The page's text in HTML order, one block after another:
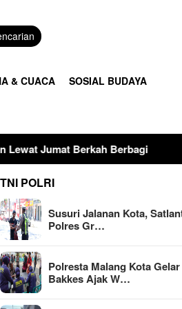
& CUACA SOSIAL BUDAYA
Berbagi Polresta Malang
TNI POLRI
Susuri Jalanan Kota,
Polres Gr…
Polresta Malang Kota Gelar
Bakkes Ajak W…